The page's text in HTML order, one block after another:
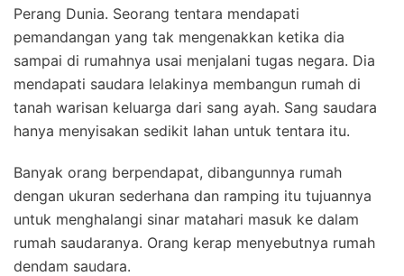
Perang Dunia. Seorang tentara mendapati
pemandangan yang tak mengenakkan ketika dia
sampai di rumahnya usai menjalani tugas negara. Dia
mendapati saudara lelakinya membangun rumah di
tanah warisan keluarga dari sang ayah. Sang saudara
hanya menyisakan sedikit lahan untuk tentara itu.
Banyak orang berpendapat, dibangunnya rumah
dengan ukuran sederhana dan ramping itu tujuannya
untuk menghalangi sinar matahari masuk ke dalam
rumah saudaranya. Orang kerap menyebutnya rumah
dendam saudara.